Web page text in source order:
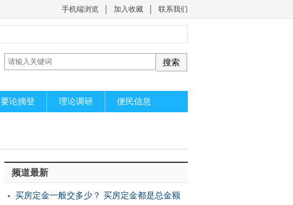
手机端浏览 加入收藏 联系我们
要论摘登 理论调研 便民信息
频道最新
买房定金一般交多少？ 买房定金都是总金额